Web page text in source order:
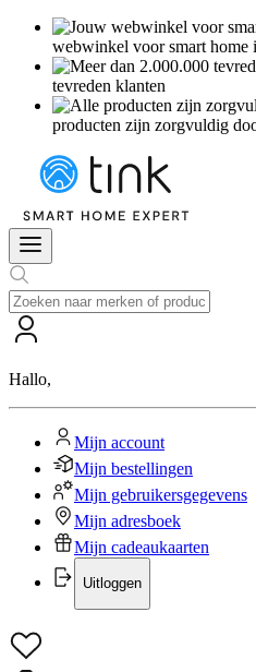
webwinkel voor smart home
tevreden klanten
producten zijn zorgvuldig
Hallo,
Mijn account
Mijn bestellingen
Mijn gebruikersgegevens
Mijn adresboek
Mijn cadeaukaarten
Uitloggen